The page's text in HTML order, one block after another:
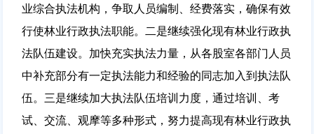
业综合执法机构，争取人员编制、经费落实，确保有效
行使林业行政执法职能。二是继续强化现有林业行政执
法队伍建设。加快充实执法力量，从各股室各部门人员
中补充部分有一定执法能力和经验的同志加入到执法队
伍。三是继续加大执法队伍培训力度，通过培训、考
试、交流、观摩等多种形式，努力提高现有林业行政执